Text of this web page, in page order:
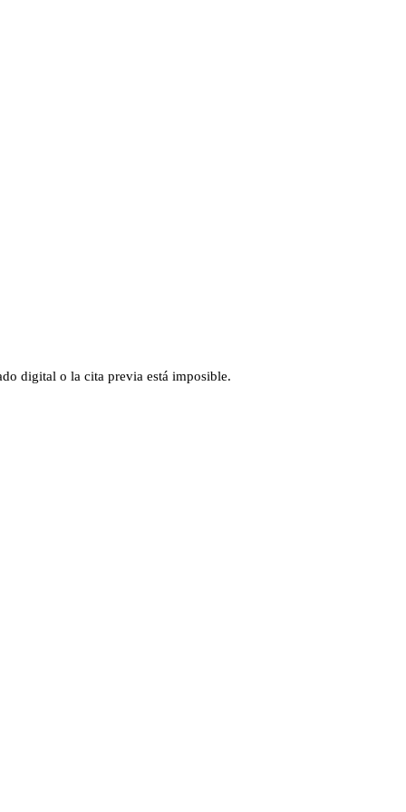
digital o la cita previa está imposible.